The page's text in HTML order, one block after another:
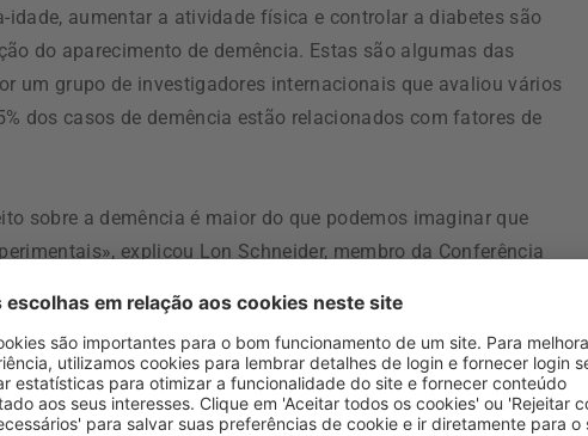
idade, aumentar a atividade física e controlar a diabetes são
do aparecimento de demência. Estas são algumas das
um grupo de investigadores internacionais que avaliou vários
dos casos de demência estão relacionados com fatores de
sobre a demência é maior do que podemos imaginar que
explicou Lon Schneider, membro da Conferência
o relatório sobre demência foi apresentado.
contacto social numa idade avançada, bem como investir na
a perda de audição são outras medidas preventivas que
demência, avançou o “Público”.